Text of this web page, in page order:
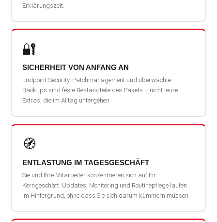
Erklärungszeit.
🔐
SICHERHEIT VON ANFANG AN
Endpoint-Security, Patchmanagement und überwachte
Backups sind feste Bestandteile des Pakets – nicht teure
Extras, die im Alltag untergehen.
🧭
ENTLASTUNG IM TAGESGESCHÄFT
Sie und Ihre Mitarbeiter konzentrieren sich auf Ihr
Kerngeschäft. Updates, Monitoring und Routinepflege laufen
im Hintergrund, ohne dass Sie sich darum kümmern müssen.